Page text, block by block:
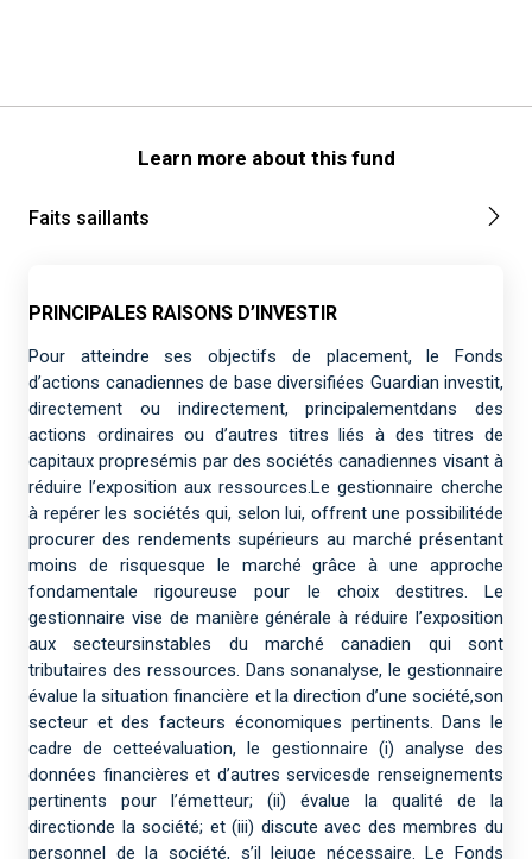
Learn more about this fund
Faits saillants
PRINCIPALES RAISONS D’INVESTIR
Pour atteindre ses objectifs de placement, le Fonds
d’actions canadiennes de base diversifiées Guardian investit,
directement ou indirectement, principalementdans des
actions ordinaires ou d’autres titres liés à des titres de
capitaux propresémis par des sociétés canadiennes visant à
réduire l’exposition aux ressources.Le gestionnaire cherche
à repérer les sociétés qui, selon lui, offrent une possibilitéde
procurer des rendements supérieurs au marché présentant
moins de risquesque le marché grâce à une approche
fondamentale rigoureuse pour le choix destitres. Le
gestionnaire vise de manière générale à réduire l’exposition
aux secteursinstables du marché canadien qui sont
tributaires des ressources. Dans sonanalyse, le gestionnaire
évalue la situation financière et la direction d’une société,son
secteur et des facteurs économiques pertinents. Dans le
cadre de cetteévaluation, le gestionnaire (i) analyse des
données financières et d’autres servicesde renseignements
pertinents pour l’émetteur; (ii) évalue la qualité de la
directionde la société; et (iii) discute avec des membres du
personnel de la société, s’il lejuge nécessaire. Le Fonds